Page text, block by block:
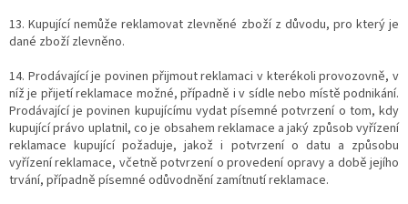
13. Kupující nemůže reklamovat zlevněné zboží z důvodu, pro který je
dané zboží zlevněno.
14. Prodávající je povinen přijmout reklamaci v kterékoli provozovně, v
níž je přijetí reklamace možné, případně i v sídle nebo místě podnikání.
Prodávající je povinen kupujícímu vydat písemné potvrzení o tom, kdy
kupující právo uplatnil, co je obsahem reklamace a jaký způsob vyřízení
reklamace kupující požaduje, jakož i potvrzení o datu a způsobu
vyřízení reklamace, včetně potvrzení o provedení opravy a době jejího
trvání, případně písemné odůvodnění zamítnutí reklamace.